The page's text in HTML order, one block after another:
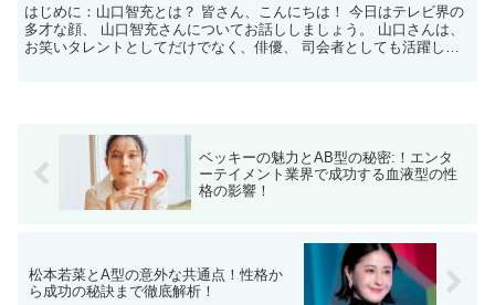
はじめに：山口智充とは？ 皆さん、こんにちは！ 今日はテレビ界の
多才な顔、 山口智充さんについてお話ししましょう。 山口さんは、
お笑いタレントとしてだけでなく、俳優、 司会者としても活躍して
ベッキーの魅力とAB型の秘密:！エンタ
ーテイメント業界で成功する血液型の性
格の影響！
松本若菜とA型の意外な共通点！性格か
ら成功の秘訣まで徹底解析！